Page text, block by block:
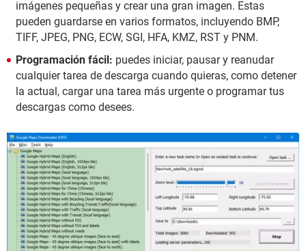
imágenes pequeñas y crear una gran imagen. Estas
pueden guardarse en varios formatos, incluyendo BMP,
TIFF, JPEG, PNG, ECW, SGI, HFA, KMZ, RST y PNM.
Programación fácil: puedes iniciar, pausar y reanudar
cualquier tarea de descarga cuando quieras, como detener
la actual, cargar una tarea más urgente o programar tus
descargas como desees.